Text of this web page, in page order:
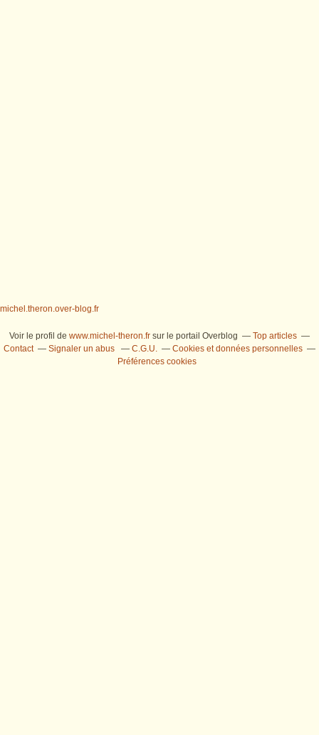
michel.theron.over-blog.fr
Voir le profil de www.michel-theron.fr sur le portail Overblog
Top articles
Contact
Signaler un abus C.G.U.
Cookies et données personnelles
Préférences cookies